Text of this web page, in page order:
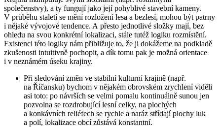
společenstvy), a ty fungují jako její pohyblivé stavební kameny.
V průběhu staletí se mění rozložení lesa a bezlesí, mohou být patrny
i nějaké vývojové tendence. A přesto jednotlivé složky mají, bez
ohledu na svou konkrétní lokalizaci, stále tutéž logiku rozmístění.
Existenci této logiky nám přibližuje to, že ji dokážeme na podkladě
zkušenosti intuitivně pochopit, a dík tomu pak je možná orientace
i v neznámém úseku krajiny.
Při sledování změn ve stabilní kulturní krajině (např.
na Říčansku) bychom v nějakém obrovském zrychlení viděli
asi toto: po návrších se velmi pomalu kontinuálně sunou jen
pozvolna se rozdrobující lesní celky, na plochých
a konkávních reliéfech se rychle a naráz střídají plochy luk
a polí, lokalizace obcí zůstává konstantní.